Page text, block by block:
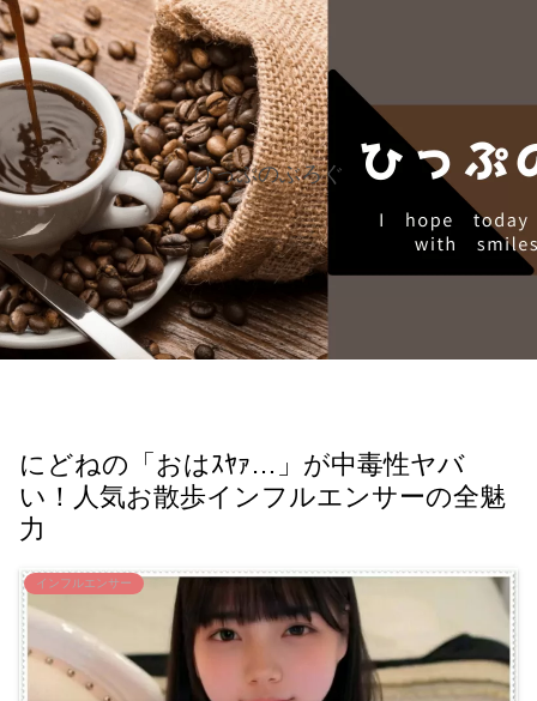
ひっぷのぶろぐ
にどねの「おはｽﾔｧ…」が中毒性ヤバ
い！人気お散歩インフルエンサーの全魅
力
インフルエンサー